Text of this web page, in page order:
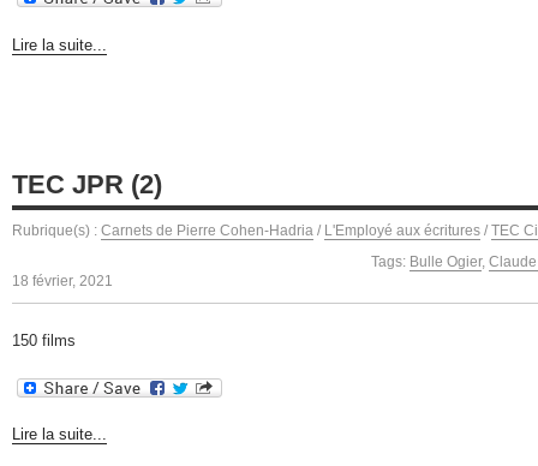
Lire la suite...
TEC JPR (2)
Rubrique(s) : Carnets de Pierre Cohen-Hadria / L'Employé aux écritures / TEC
Tags: Bulle Ogier,
18 février, 2021
150 films
Lire la suite...